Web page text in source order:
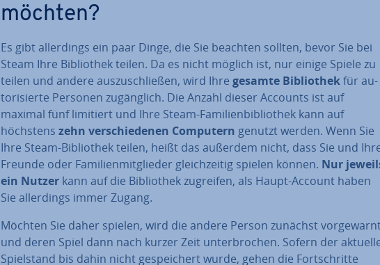
möchten?
Es gibt al­ler­dings ein paar Dinge, die Sie beachten sollten, bevor Sie bei
Steam Ihre Bi­blio­thek teilen. Da es nicht möglich ist, nur einige Spiele zu
teilen und andere aus­zu­schlie­ßen, wird Ihre gesamte Bi­blio­thekfür au­
to­ri­sier­te Personen zu­gäng­lich. Die Anzahl dieser Accounts ist auf
maximal fünf limitiert und Ihre Steam-Fa­mi­li­en­bi­blio­thek kann auf
höchstens zehn ver­schie­de­nen Computern genutzt werden. Wenn Sie
Ihre Steam-Bi­blio­thek teilen, heißt das außerdem nicht, dass Sie und
Freunde oder Fa­mi­li­en­mit­glie­der gleich­zei­tig spielen können. Nur
ein Nutzer kann auf die Bi­blio­thek zugreifen, als Haupt-Account haben
Sie al­ler­dings immer Zugang.
Möchten Sie daher spielen, wird die andere Person zunächst
und deren Spiel dann nach kurzer Zeit un­ter­bro­chen. Sofern der
Spiel­stand bis dahin nicht ge­spei­chert wurde, gehen die Fort­schrit­te